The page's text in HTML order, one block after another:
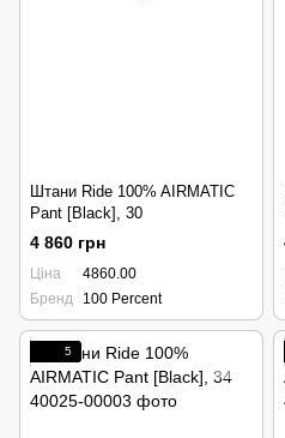
Штани Ride 100% AIRMATIC
Pant [Black], 30
4 860 грн
Ціна
4860.00
Бренд
100 Percent
5